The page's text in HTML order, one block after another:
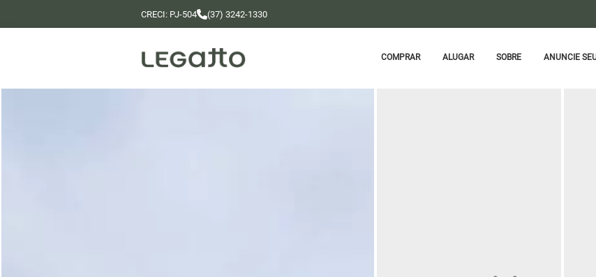
CRECI: PJ-504 (37) 3242-1330
COMPRAR ALUGAR SOBRE ANUNCIE